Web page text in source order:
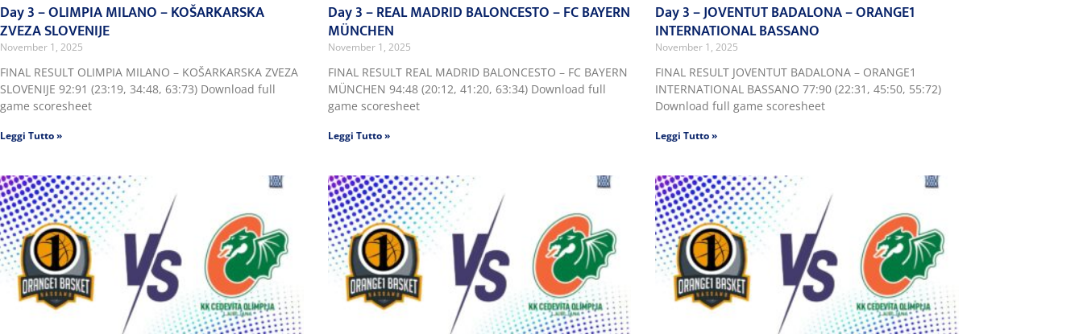
Day 3 – OLIMPIA MILANO – KOŠARKARSKA
ZVEZA SLOVENIJE
November 1, 2025
FINAL RESULT OLIMPIA MILANO – KOŠARKARSKA ZVEZA
SLOVENIJE 92:91 (23:19, 34:48, 63:73) Download full
game scoresheet
Leggi Tutto »
Day 3 – REAL MADRID BALONCESTO – FC BAYERN
MÜNCHEN
November 1, 2025
FINAL RESULT REAL MADRID BALONCESTO – FC BAYERN
MÜNCHEN 94:48 (20:12, 41:20, 63:34) Download full
game scoresheet
Leggi Tutto »
Day 3 – JOVENTUT BADALONA – ORANGE1
INTERNATIONAL BASSANO
November 1, 2025
FINAL RESULT JOVENTUT BADALONA – ORANGE1
INTERNATIONAL BASSANO 77:90 (22:31, 45:50, 55:72)
Download full game scoresheet
Leggi Tutto »